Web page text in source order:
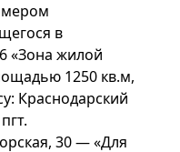
в
«Зона жилой
1250 кв.м,
Краснодарский
30 — «Для